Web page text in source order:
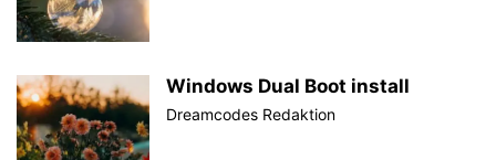
Windows Dual Boot install
Dreamcodes Redaktion